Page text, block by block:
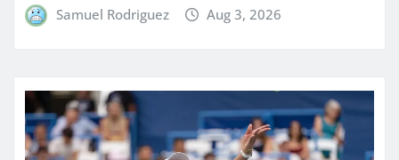
Samuel Rodriguez Aug 3, 2026